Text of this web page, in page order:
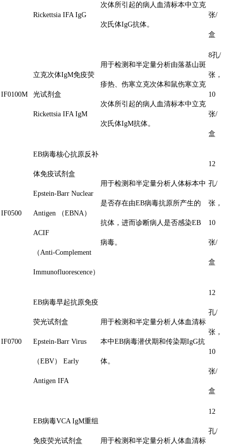
Rickettsia IFA IgG
次体所引起的病人血清标本中立克
次氏体IgG抗体。
张/
盒
IF0100M
立克次体IgM免疫荧
光试剂盒
Rickettsia IFA IgM
用于检测和半定量分析由落基山斑
疹热、伤寒立克次体和鼠伤寒立克
次体所引起的病人血清标本中立克
次氏体IgM抗体。
8孔/
张，
10
张/
盒
IF0500
EB病毒核心抗原反补
体免疫试剂盒
Epstein-Barr Nuclear
Antigen （EBNA）
ACIF
（Anti-Complement
Immunofluorescence）
用于检测和半定量分析人体标本中
是否存在由EB病毒抗原所产生的
抗体，进而诊断病人是否感染EB
病毒。
12
孔/
张，
10
张/
盒
IF0700
EB病毒早起抗原免疫
荧光试剂盒
Epstein-Barr Virus
（EBV） Early
Antigen IFA
用于检测和半定量分析人体血清标
本中EB病毒潜伏期和传染期IgG抗
体。
12
孔/
张，
10
张/
盒
EB病毒VCA IgM重组
免疫荧光试剂盒 用于检测和半定量分析人体血清标
12
孔/